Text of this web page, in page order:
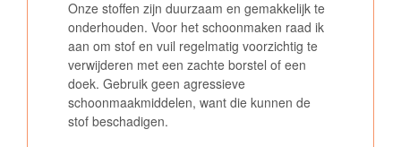
Onze stoffen zijn duurzaam en gemakkelijk te
onderhouden. Voor het schoonmaken raad ik
aan om stof en vuil regelmatig voorzichtig te
verwijderen met een zachte borstel of een
doek. Gebruik geen agressieve
schoonmaakmiddelen, want die kunnen de
stof beschadigen.